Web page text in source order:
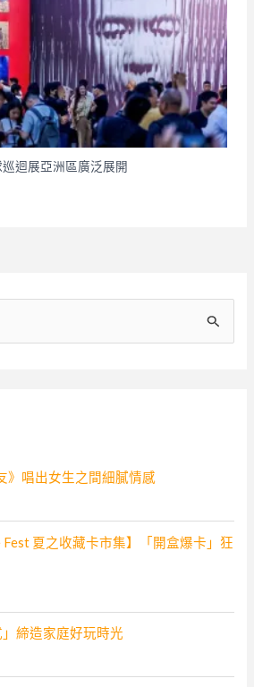
迴展亞洲區廣泛展開
》唱出女生之間細膩情感
Fest 夏之收藏卡市集】「開盒爆卡」狂
締造家庭好玩時光